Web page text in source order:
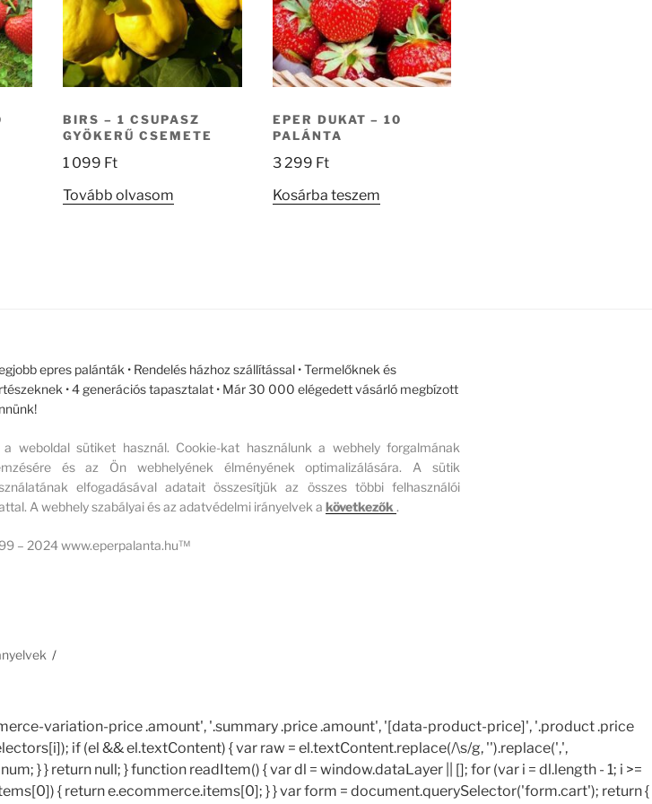
BIRS – 1 CSUPASZ
GYÖKERŰ CSEMETE
1 099 Ft
Tovább olvasom
EPER DUKAT – 10
PALÁNTA
3 299 Ft
Kosárba teszem
epres palánták • Rendelés házhoz szállítással • Termelőknek és
• 4 generációs tapasztalat • Már 30 000 elégedett vásárló megbízott
a weboldal sütiket használ. Cookie-kat használunk a webhely forgalmának
és az Ön webhelyének élményének optimalizálására. A sütik
elfogadásával adatait összesítjük az összes többi felhasználói
A webhely szabályai és az adatvédelmi irányelvek a következők .
– 2024 www.eperpalanta.hu™
variation-price .amount', '.summary .price .amount', '[data-product-price]', '.product .price
if (el && el.textContent) { var raw = el.textContent.replace(/\s/g, '').replace(',',
} } return null; } function readItem() { var dl = window.dataLayer || []; for (var i = dl.length - 1; i >=
{ return e.ecommerce.items[0]; } } var form = document.querySelector('form.cart'); return {